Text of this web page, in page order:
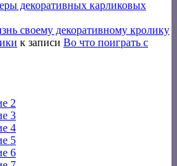
декоративных карликовых
своему декоративному кролику
к записи Во что поиграть с